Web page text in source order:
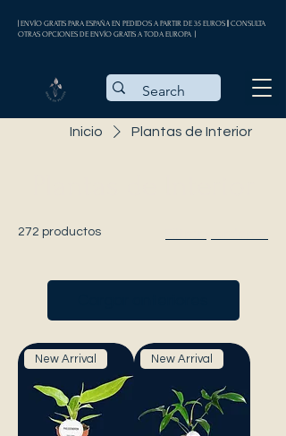
| ENVÍO GRATIS PARA ESPAÑA EN PEDIDOS A PARTIR DE 35 EUROS || CONSULTA
OTRAS OPCIONES DE ENVÍO GRATIS A TODA EUROPA |
Inicio Plantas de Interior
272 productos
New Arrival New Arrival